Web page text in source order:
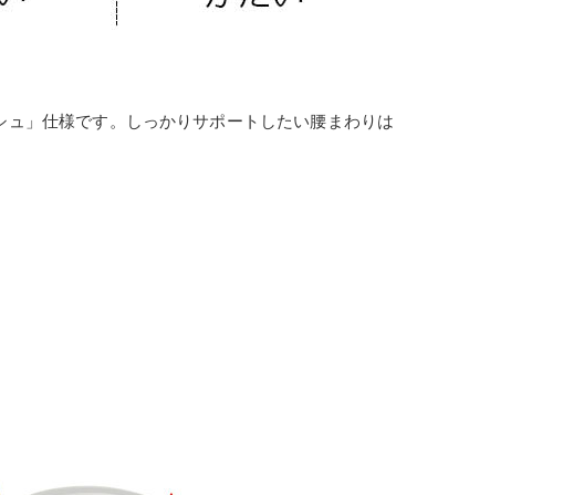
」仕様です。しっかりサポートしたい腰まわりは